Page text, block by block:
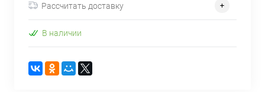
Рассчитать доставку
В наличии